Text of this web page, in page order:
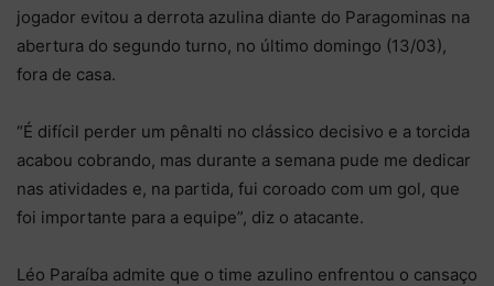
jogador evitou a derrota azulina diante do Paragominas na
abertura do segundo turno, no último domingo (13/03),
fora de casa.
“É difícil perder um pênalti no clássico decisivo e a torcida
acabou cobrando, mas durante a semana pude me dedicar
nas atividades e, na partida, fui coroado com um gol, que
foi importante para a equipe”, diz o atacante.
Léo Paraíba admite que o time azulino enfrentou o cansaço